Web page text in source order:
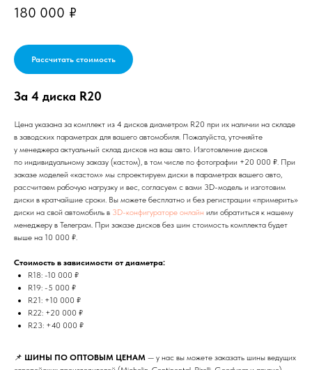
180 000 ₽
Рассчитать стоимость
За 4 диска R20
Цена указана за комплект из 4 дисков диаметром R20 при их наличии на складе
в заводских параметрах для вашего автомобиля. Пожалуйста, уточняйте
у менеджера актуальный склад дисков на ваш авто. Изготовление дисков
по индивидуальному заказу (кастом), в том числе по фотографии +20 000 ₽. При
заказе моделей «кастом» мы спроектируем диски в параметрах вашего авто,
рассчитаем рабочую нагрузку и вес, согласуем с вами 3D-модель и изготовим
диски в кратчайшие сроки. Вы можете бесплатно и без регистрации «примерить»
диски на свой автомобиль в 3D-конфигураторе онлайн или обратиться к нашему
менеджеру в Телеграм. При заказе дисков без шин стоимость комплекта будет
выше на 10 000 ₽.
Стоимость в зависимости от диаметра:
R18: -10 000 ₽
R19: -5 000 ₽
R21: +10 000 ₽
R22: +20 000 ₽
R23: +40 000 ₽
📌 ШИНЫ ПО ОПТОВЫМ ЦЕНАМ — у нас вы можете заказать шины ведущих